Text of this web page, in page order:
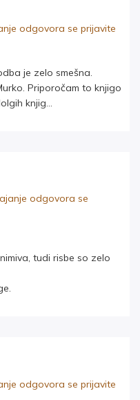
odgovora se prijavite
je zelo smešna.
Priporočam to knjigo
knjig…
odgovora se
tudi risbe so zelo
odgovora se prijavite